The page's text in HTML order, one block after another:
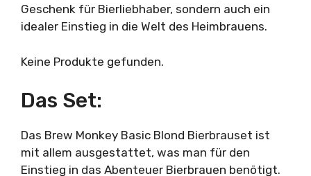
Geschenk für Bierliebhaber, sondern auch ein
idealer Einstieg in die Welt des Heimbrauens.
Keine Produkte gefunden.
Das Set:
Das Brew Monkey Basic Blond Bierbrauset ist
mit allem ausgestattet, was man für den
Einstieg in das Abenteuer Bierbrauen benötigt.